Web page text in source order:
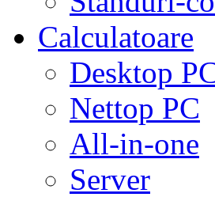
Calculatoare
Desktop
Nettop PC
All-in-one
Server